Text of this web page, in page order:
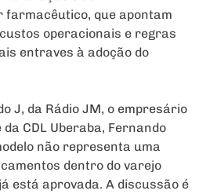
que apontam
operacionais e regras
entraves à adoção do
J, da Rádio JM, o empresário
CDL Uberaba, Fernando
não representa uma
dentro do varejo
está aprovada. A discussão é